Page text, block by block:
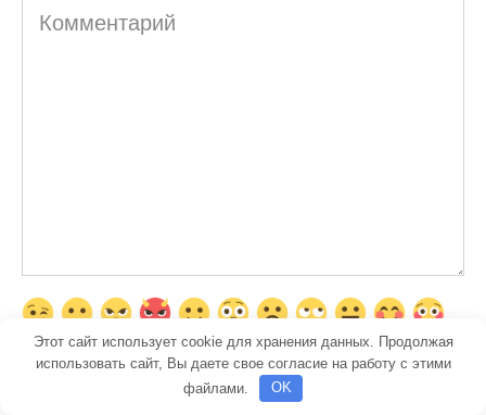
Комментарий
Сохранить моё имя, email и адрес сайта в этом
Этот сайт использует cookie для хранения данных. Продолжая
использовать сайт, Вы даете свое согласие на работу с этими
файлами.
OK